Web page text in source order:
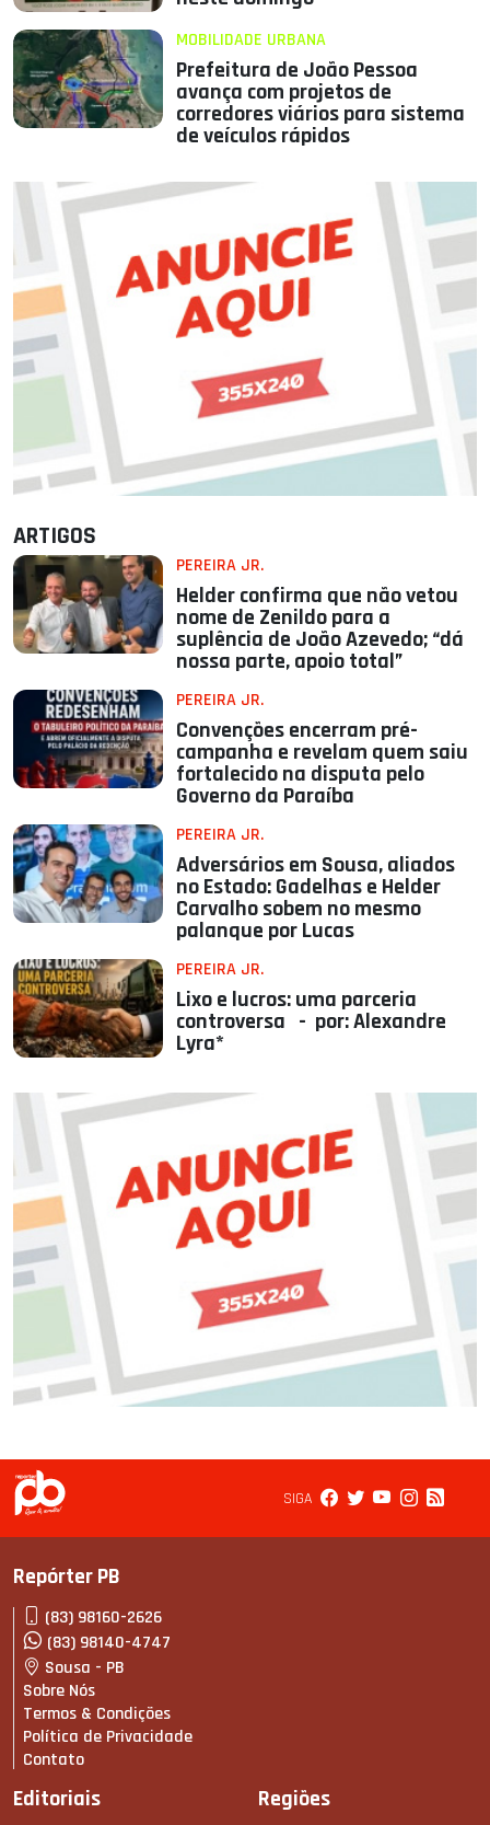
MOBILIDADE URBANA
Prefeitura de João Pessoa
avança com projetos de
corredores viários para sistema
de veículos rápidos
ARTIGOS
PEREIRA JR.
Helder confirma que não vetou
nome de Zenildo para a
suplência de João Azevedo; “dá
nossa parte, apoio total”
PEREIRA JR.
Convenções encerram pré-
campanha e revelam quem saiu
fortalecido na disputa pelo
Governo da Paraíba
PEREIRA JR.
Adversários em Sousa, aliados
no Estado: Gadelhas e Helder
Carvalho sobem no mesmo
palanque por Lucas
PEREIRA JR.
Lixo e lucros: uma parceria
controversa - por: Alexandre
Lyra*
SIGA
Repórter PB
(83) 98160-2626
(83) 98140-4747
Sousa - PB
Sobre Nós
Termos & Condições
Política de Privacidade
Contato
Editoriais Regiões